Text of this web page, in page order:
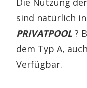
Die Nutzung
sind natürlich
PRIVATPOOL ?
dem Typ A,
Verfügbar.